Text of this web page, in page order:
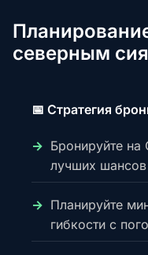
северным
📅 Стратегия
Бронируйте на
лучших шансов
Планируйте
гибкости с